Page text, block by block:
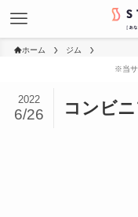
ホーム ジム
コンビ
2022
6/26